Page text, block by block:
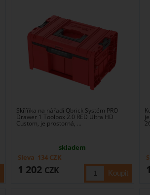
Skříňka na nářadí Qbrick Systém PRO
Drawer 1 Toolbox 2.0 RED Ultra HD
Custom, je prostorná, ...
skladem
1 202 CZK
Sleva 134 CZK